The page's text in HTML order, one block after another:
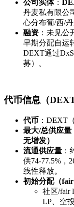
公司实体：
丹麦私有限公
心分布葡/西/丹
融资 ：未见公
早期分配自运
DEXT通过
募）。
代币信息（DEXT
代币 ：DEXT
最大/总供应量
无增发）
流通供应量 ：
供74-77.5%，
线性释放。
初始分配（fair
社区/fair
LP、空